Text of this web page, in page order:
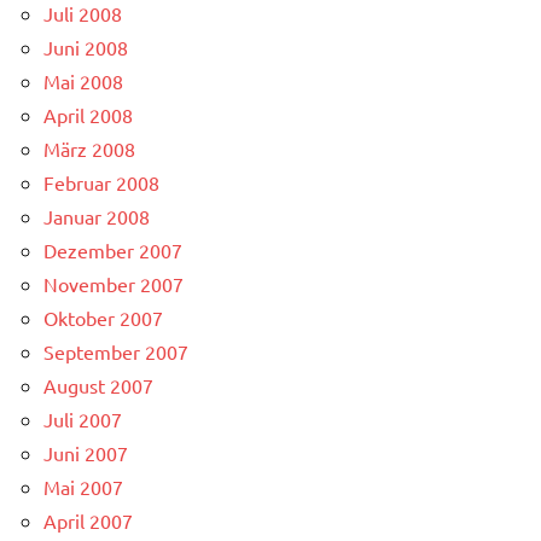
Juli 2008
Juni 2008
Mai 2008
April 2008
März 2008
Februar 2008
Januar 2008
Dezember 2007
November 2007
Oktober 2007
September 2007
August 2007
Juli 2007
Juni 2007
Mai 2007
April 2007